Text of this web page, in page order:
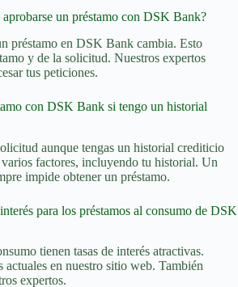
un préstamo con DSK Bank?
préstamo en DSK Bank cambia. Esto
y de la solicitud. Nuestros expertos
tus peticiones.
con DSK Bank si tengo un historial
aunque tengas un historial crediticio
factores, incluyendo tu historial. Un
impide obtener un préstamo.
para los préstamos al consumo de DSK
tienen tasas de interés atractivas.
actuales en nuestro sitio web. También
expertos.